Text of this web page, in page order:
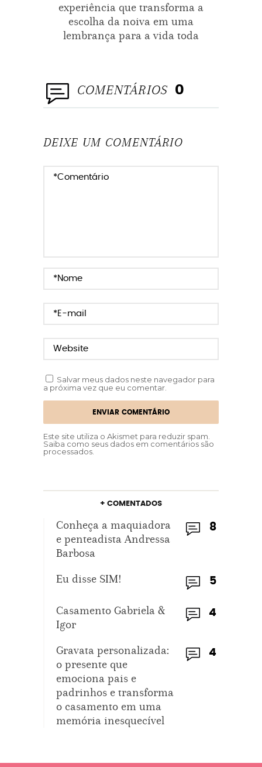
experiência que transforma a
escolha da noiva em uma
lembrança para a vida toda
COMENTÁRIOS 0
DEIXE UM COMENTÁRIO
Salvar meus dados neste navegador para
a próxima vez que eu comentar.
Este site utiliza o Akismet para reduzir spam.
Saiba como seus dados em comentários são
processados
+ COMENTADOS
8
Conheça a maquiadora
e penteadista Andressa
Barbosa
5
Eu disse SIM!
4
Casamento Gabriela &
Igor
4
Gravata personalizada:
o presente que
emociona pais e
padrinhos e transforma
o casamento em uma
memória inesquecível